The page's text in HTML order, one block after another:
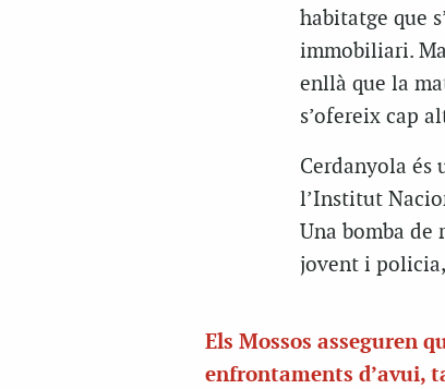
habitatge que
immobiliari.
enllà que la
s’ofereix cap
Cerdanyola és
l’Institut
Una bomba de
jovent i
Els Mossos asseguren
enfrontaments d’avui,